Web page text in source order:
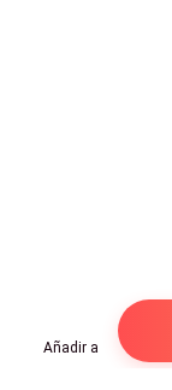
sevata
asu lrea
ljoguu rse
Añadir a